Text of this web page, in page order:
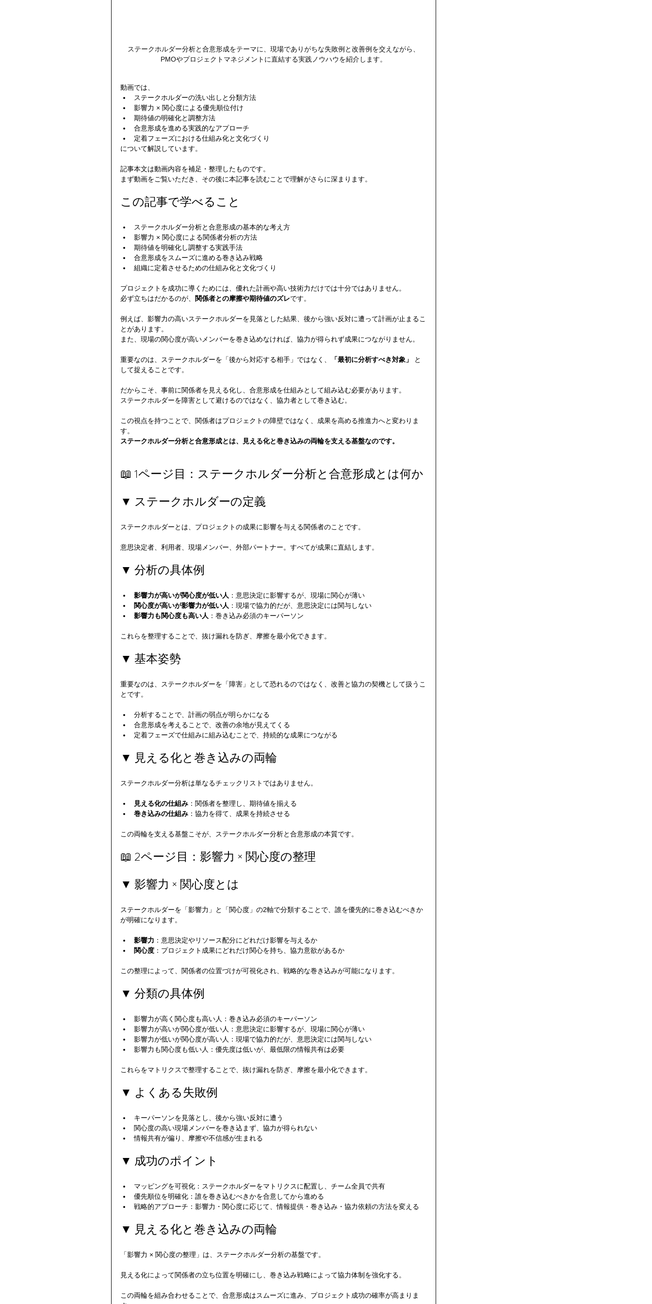
ステークホルダー分析と合意形成をテーマに、現場でありがちな失敗例と改善例を交えながら、
PMOやプロジェクトマネジメントに直結する実践ノウハウを紹介します。
動画では、
ステークホルダーの洗い出しと分類方法
影響力 × 関心度による優先順位付け
期待値の明確化と調整方法
合意形成を進める実践的なアプローチ
定着フェーズにおける仕組み化と文化づくり
について解説しています。
記事本文は動画内容を補足・整理したものです。
まず動画をご覧いただき、その後に本記事を読むことで理解がさらに深まります。
この記事で学べること
ステークホルダー分析と合意形成の基本的な考え方
影響力 × 関心度による関係者分析の方法
期待値を明確化し調整する実践手法
合意形成をスムーズに進める巻き込み戦略
組織に定着させるための仕組み化と文化づくり
プロジェクトを成功に導くためには、優れた計画や高い技術力だけでは十分ではありません。
必ず立ちはだかるのが、 関係者との摩擦や期待値のズレです。
例えば、影響力の高いステークホルダーを見落とした結果、後から強い反対に遭って計画が止まるこ
とがあります。
また、現場の関心度が高いメンバーを巻き込めなければ、協力が得られず成果につながりません。
重要なのは、ステークホルダーを「後から対応する相手」ではなく、 「最初に分析すべき対象」
と
して捉えることです。
だからこそ、事前に関係者を見える化し、合意形成を仕組みとして組み込む必要があります。
ステークホルダーを障害として避けるのではなく、協力者として巻き込む。
この視点を持つことで、関係者はプロジェクトの障壁ではなく、成果を高める推進力へと変わりま
す。
ステークホルダー分析と合意形成とは、見える化と巻き込みの両輪を支える基盤なのです。
📖 1ページ目：ステークホルダー分析と合意形成とは何か
▼ ステークホルダーの定義
ステークホルダーとは、プロジェクトの成果に影響を与える関係者のことです。
意思決定者、利用者、現場メンバー、外部パートナー。すべてが成果に直結します。
▼ 分析の具体例
影響力が高いが関心度が低い人 ：意思決定に影響するが、現場に関心が薄い
関心度が高いが影響力が低い人 ：現場で協力的だが、意思決定には関与しない
影響力も関心度も高い人 ：巻き込み必須のキーパーソン
これらを整理することで、抜け漏れを防ぎ、摩擦を最小化できます。
▼ 基本姿勢
重要なのは、ステークホルダーを「障害」として恐れるのではなく、改善と協力の契機として扱うこ
とです。
分析することで、計画の弱点が明らかになる
合意形成を考えることで、改善の余地が見えてくる
定着フェーズで仕組みに組み込むことで、持続的な成果につながる
▼ 見える化と巻き込みの両輪
ステークホルダー分析は単なるチェックリストではありません。
見える化の仕組み ：関係者を整理し、期待値を揃える
巻き込みの仕組み ：協力を得て、成果を持続させる
この両輪を支える基盤こそが、ステークホルダー分析と合意形成の本質です。
📖 2ページ目：影響力 × 関心度の整理
▼ 影響力 × 関心度とは
ステークホルダーを「影響力」と「関心度」の2軸で分類することで、誰を優先的に巻き込むべきか
が明確になります。
影響力 ：意思決定やリソース配分にどれだけ影響を与えるか
関心度 ：プロジェクト成果にどれだけ関心を持ち、協力意欲があるか
この整理によって、関係者の位置づけが可視化され、戦略的な巻き込みが可能になります。
▼ 分類の具体例
影響力が高く関心度も高い人：巻き込み必須のキーパーソン
影響力が高いが関心度が低い人：意思決定に影響するが、現場に関心が薄い
影響力が低いが関心度が高い人：現場で協力的だが、意思決定には関与しない
影響力も関心度も低い人：優先度は低いが、最低限の情報共有は必要
これらをマトリクスで整理することで、抜け漏れを防ぎ、摩擦を最小化できます。
▼ よくある失敗例
キーパーソンを見落とし、後から強い反対に遭う
関心度の高い現場メンバーを巻き込まず、協力が得られない
情報共有が偏り、摩擦や不信感が生まれる
▼ 成功のポイント
マッピングを可視化：ステークホルダーをマトリクスに配置し、チーム全員で共有
優先順位を明確化：誰を巻き込むべきかを合意してから進める
戦略的アプローチ：影響力・関心度に応じて、情報提供・巻き込み・協力依頼の方法を変える
▼ 見える化と巻き込みの両輪
「影響力 × 関心度の整理」は、ステークホルダー分析の基盤です。
見える化によって関係者の立ち位置を明確にし、巻き込み戦略によって協力体制を強化する。
この両輪を組み合わせることで、合意形成はスムーズに進み、プロジェクト成功の確率が高まりま